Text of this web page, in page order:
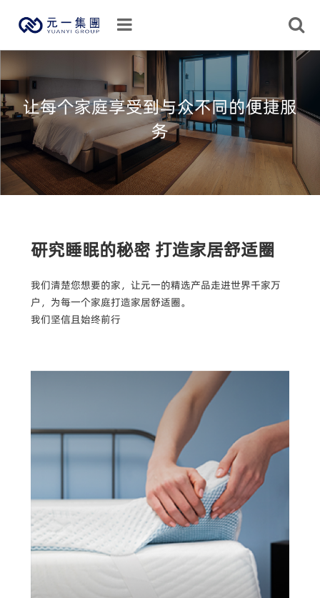
让每个家庭享受到与众不同的便捷服
务
研究睡眠的秘密 打造家居舒适圈
我们清楚您想要的家，让元一的精选产品走进世界千家万
户，为每一个家庭打造家居舒适圈。
我们坚信且始终前行